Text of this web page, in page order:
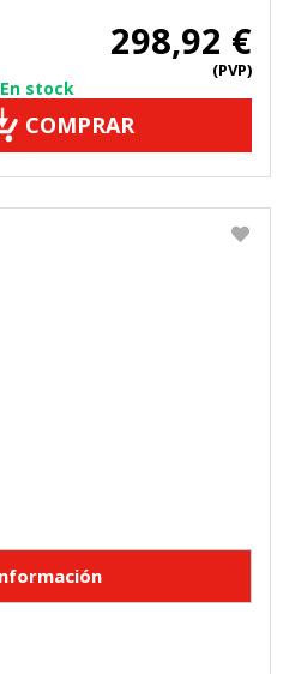
298,92 €
(PVP)
En stock
COMPRAR